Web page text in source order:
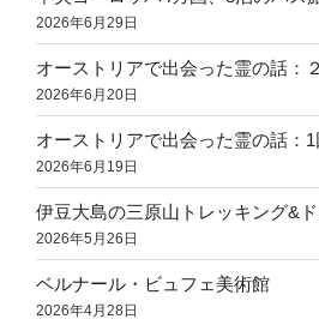
2026年6月29日
オーストリアで出会った霊の話：
2026年6月20日
オーストリアで出会った霊の話：1
2026年6月19日
伊豆大島の三原山トレッキング&
2026年5月26日
ベルナール・ビュフェ美術館
2026年4月28日